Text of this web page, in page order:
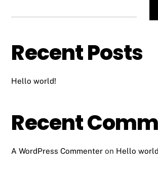
Recent Posts
Hello world!
Recent
A WordPress Commenter on Hello